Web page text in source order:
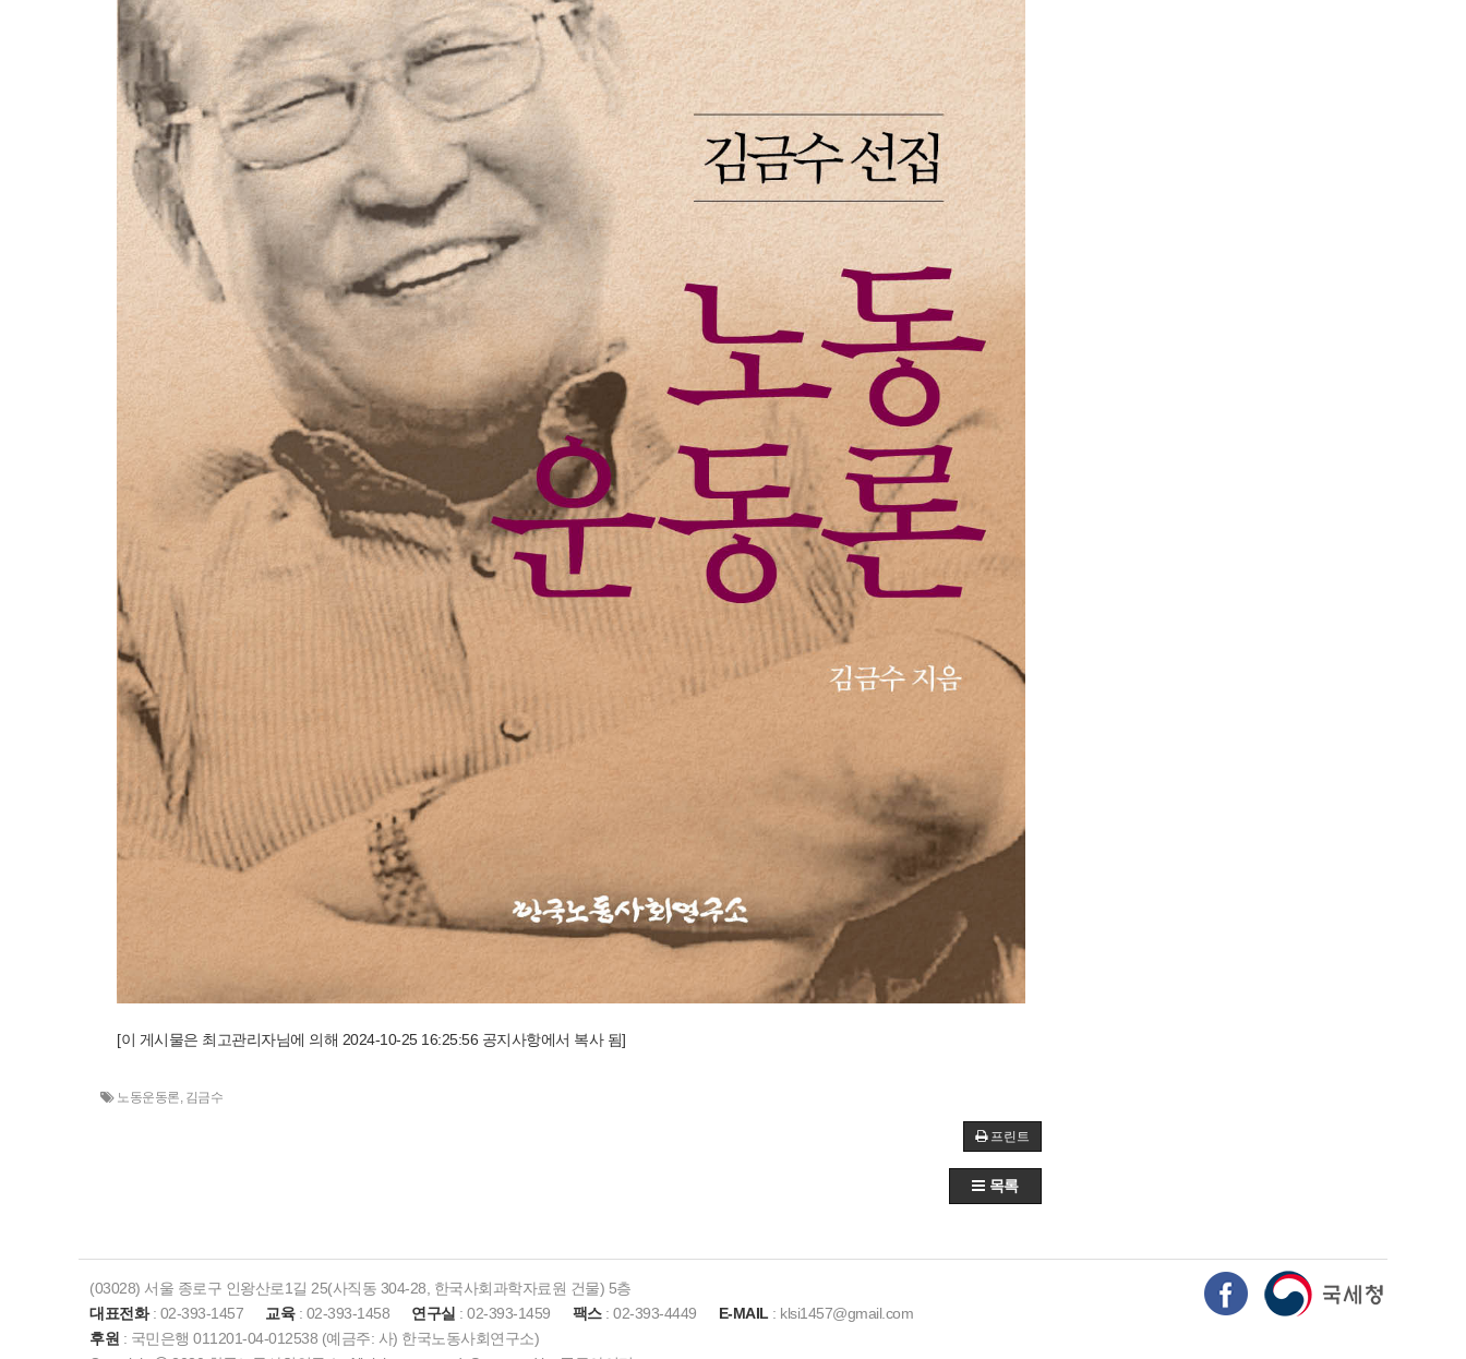
[이 게시물은 최고관리자님에 의해 2024-10-25 16:25:56 공지사항에서 복사 됨]
노동운동론, 김금수
프린트
목록
(03028) 서울 종로구 인왕산로1길 25(사직동 304-28, 한국사회과학자료원 건물) 5층
대표전화: 02-393-1457 교육: 02-393-1458 연구실 : 02-393-1459 팩스: 02-393-4449 E-MAIL: klsi1457@gmail.com
후원 : 국민은행 011201-04-012538 (예금주: 사) 한국노동사회연구소)